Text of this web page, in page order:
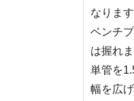
なります
ベンチ
は握れま
単管を
幅を広げ